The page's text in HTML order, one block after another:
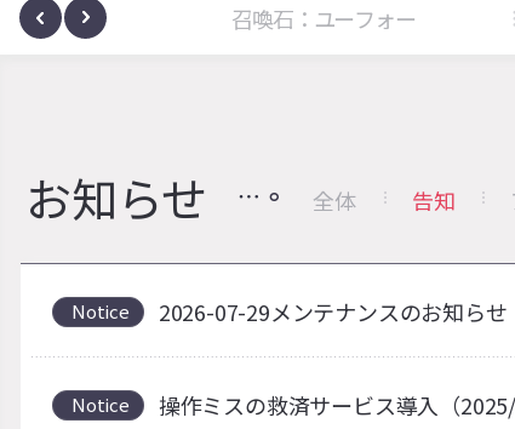
サノヴァ 召喚石：ユーフォー
お知らせ 全体 告知
Notice 2026-07-29メンテナンスのお知らせ
Notice 操作ミスの救済サービス導入（2025/